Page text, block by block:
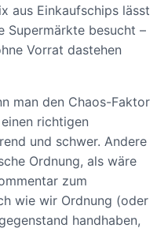
aus Einkaufschips lässt
Supermärkte besucht –
Vorrat dastehen
man den Chaos-Faktor
richtigen
und schwer. Andere
Ordnung, als wäre
zum
wie wir Ordnung (oder
handhaben,